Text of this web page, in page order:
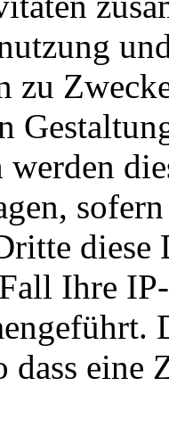
zu
diese
Ihre
dass